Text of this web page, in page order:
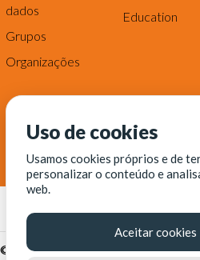
dados
Grupos
Organizações
Education
© Fortaleza Digital || CITINOVA -
Uso de cookies
Usamos cookies próprios e de
personalizar o conteúdo e
web.
Aceitar cookies